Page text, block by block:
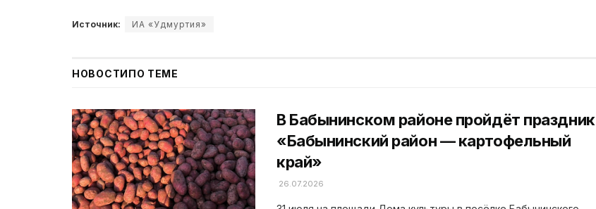
Источник: ИА «Удмуртия»
НОВОСТИПО ТЕМЕ
В Бабынинском районе пройдёт праздник
«Бабынинский район — картофельный
край»
26.07.2026